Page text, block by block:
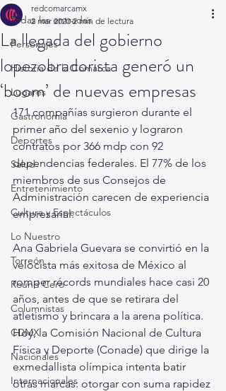
Todas las entradas
Personajes
Historia de la Comarca
Lugares
Gastronomía
Deportes
Salud
Entretenimiento
Cultura y Espectáculos
Lo Nuestro
Torreón
Round Cero
Columnistas
CDMX
Nacionales
Internacionales
La llegada del gobierno
lopezobradorista generó un
‘boom’ de nuevas empresas
redcomarcamx
2 mar 2020 2 min de lectura
171 compañías surgieron durante el
primer año del sexenio y lograron
contratos por 366 mdp con 92
dependencias federales. El 77% de los
miembros de sus Consejos de
Administración carecen de experiencia
empresarial.
Ana Gabriela Guevara se convirtió en la
velocista más exitosa de México al
romper récords mundiales hace casi 20
años, antes de que se retirara del
atletismo y brincara a la arena política.
Hoy, la Comisión Nacional de Cultura
Física y Deporte (Conade) que dirige la
exmedallista olímpica intenta batir
otras marcas: otorgar con suma rapidez